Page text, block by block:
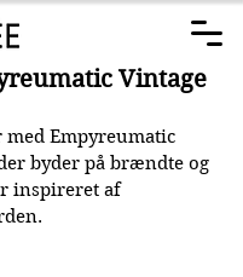
Vintage
Empyreumatic
byder på brændte og
inspireret af